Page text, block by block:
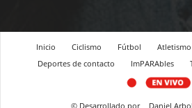
Inicio Ciclismo Fútbol Atletismo
Deportes de contacto
ImPARAbles
© Desarrollado por Daniel